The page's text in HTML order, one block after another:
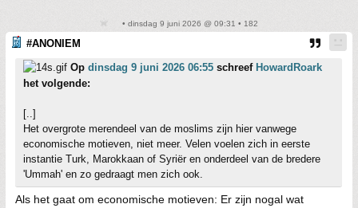
• dinsdag 9 juni 2026 @ 09:31 • 182
#ANONIEM
Op dinsdag 9 juni 2026 06:55 schreef HowardRoark
het volgende:
[..]
Het overgrote merendeel van de moslims zijn hier vanwege
economische motieven, niet meer. Velen voelen zich in eerste
instantie Turk, Marokkaan of Syriër en onderdeel van de bredere
'Ummah' en zo gedraagt men zich ook.
Als het gaat om economische motieven: Er zijn nogal wat